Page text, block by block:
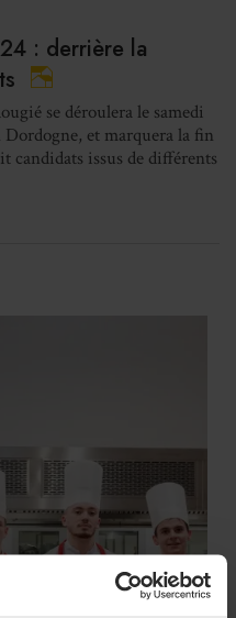
: derrière la
se déroulera le samedi
et marquera la fin
candidats issus de différents